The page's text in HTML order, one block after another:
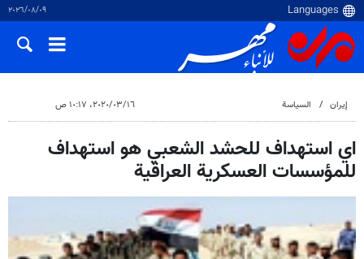
٠٩‏/٠٨‏/٢٠٢٦
إيران السياسة ١٦‏/٠٣‏/٢٠٢٠، ١٠:١٧ ص
اي استهداف للحشد الشعبي هو استهداف
للمؤسسات العسكرية العراقية